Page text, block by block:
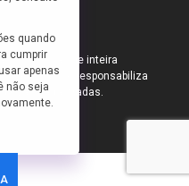
no site são de inteira
não se responsabiliza
peças cadastradas.
quando
cumprir
apenas
não seja